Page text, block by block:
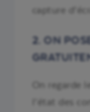
capture
2. ON
On regarde
l’état des